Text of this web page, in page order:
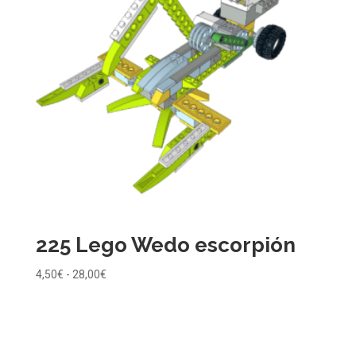
225 Lego Wedo escorpión
4,50€ - 28,00€Rango